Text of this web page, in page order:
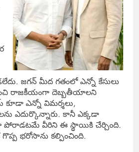
జగన్ మీద గతంలో ఎన్నో కేసులు
రాజకీయంగా దెబ్బతీయాలని
ఎన్నో విమర్శలు,
ఎదుర్కొన్నారు. కానీ ఎక్కడా
పోరాడటమే వీరిని ఈ స్థాయికి చేర్చింది.
గొప్ప భరోసాను కల్పించింది.